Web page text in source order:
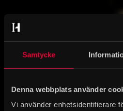
Samtycke
Denna webbplats använder
Vi använder enhetsidentifierare